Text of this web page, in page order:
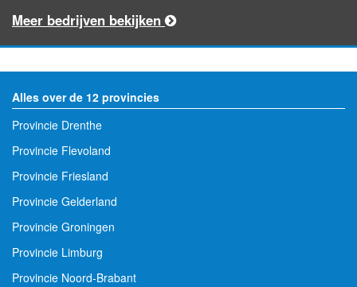
Meer bedrijven bekijken
Alles over de 12 provincies
Provincie Drenthe
Provincie Flevoland
Provincie Friesland
Provincie Gelderland
Provincie Groningen
Provincie Limburg
Provincie Noord-Brabant